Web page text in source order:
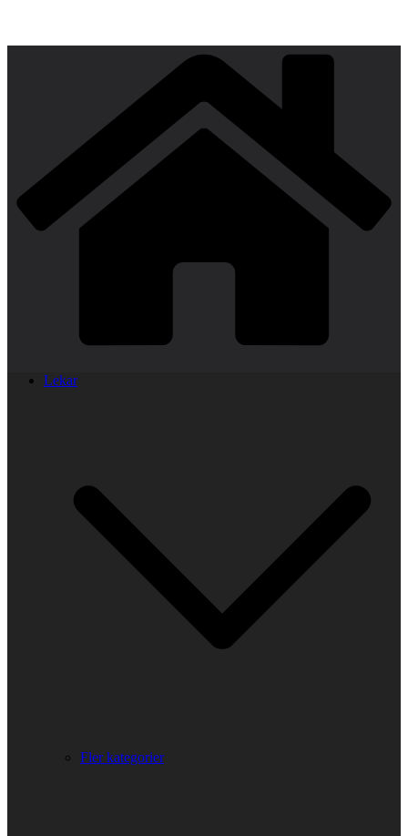
Lekar
Fler kategorier